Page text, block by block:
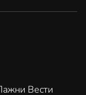
Вести